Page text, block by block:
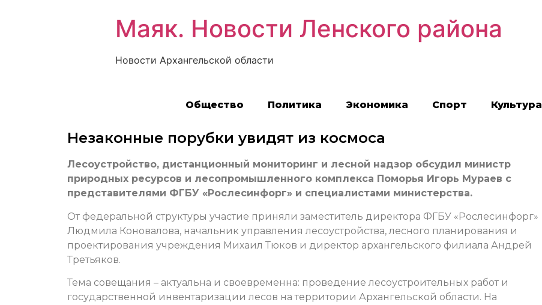
Маяк. Новости Ленского района
Новости Архангельской области
Общество Политика Экономика Спорт Культура
Незаконные порубки увидят из космоса
Лесоустройство, дистанционный мониторинг и лесной надзор обсудил министр
природных ресурсов и лесопромышленного комплекса Поморья Игорь Мураев с
представителями ФГБУ «Рослесинфорг» и специалистами министерства.
От федеральной структуры участие приняли заместитель директора ФГБУ «Рослесинфорг»
Людмила Коновалова, начальник управления лесоустройства, лесного планирования и
проектирования учреждения Михаил Тюков и директор архангельского филиала Андрей
Третьяков.
Тема совещания – актуальна и своевременна: проведение лесоустроительных работ и
государственной инвентаризации лесов на территории Архангельской области. На